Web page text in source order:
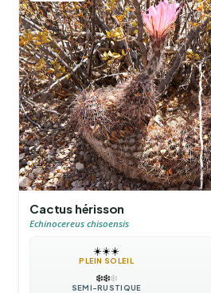
Cactus hérisson
Echinocereus chisoensis
☀️☀️☀️
PLEIN SOLEIL
❄️❄️❄️
SEMI-RUSTIQUE